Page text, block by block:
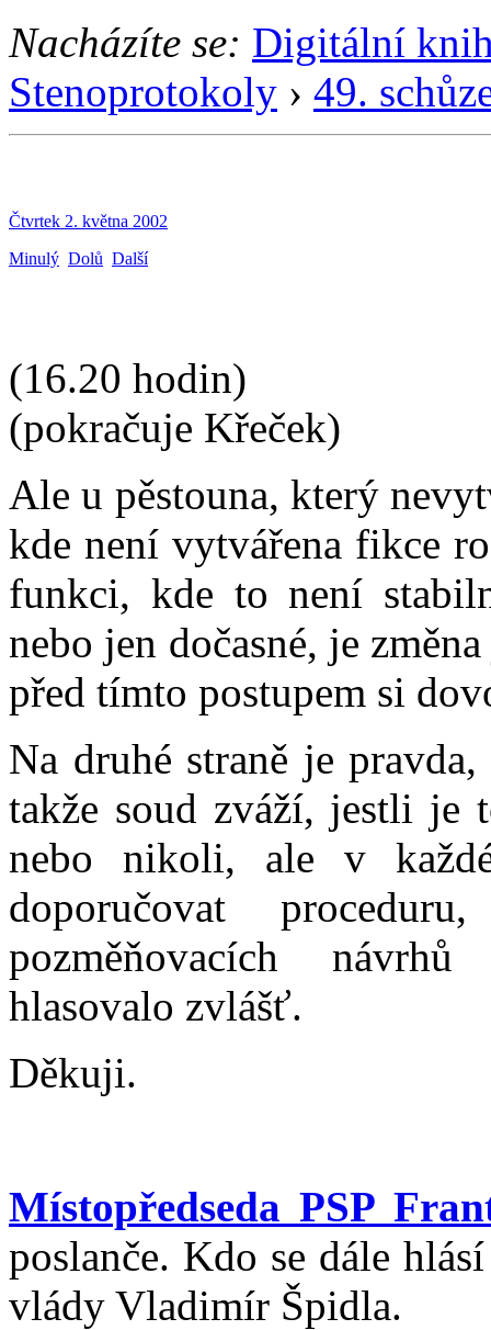
Nacházíte se: Digitální
Stenoprotokoly › 49.
Čtvrtek 2. května 2002
Minulý Dolů Další
(16.20 hodin)
(pokračuje Křeček)
Ale u pěstouna, který
kde není vytvářena fikce
funkci, kde to není
nebo jen dočasné, je
před tímto postupem si
Na druhé straně je
takže soud zváží, jestli je
nebo nikoli, ale v
doporučovat
pozměňovacích
hlasovalo zvlášť.
Děkuji.
Místopředseda PSP
poslanče. Kdo se dále
vlády Vladimír Špidla.